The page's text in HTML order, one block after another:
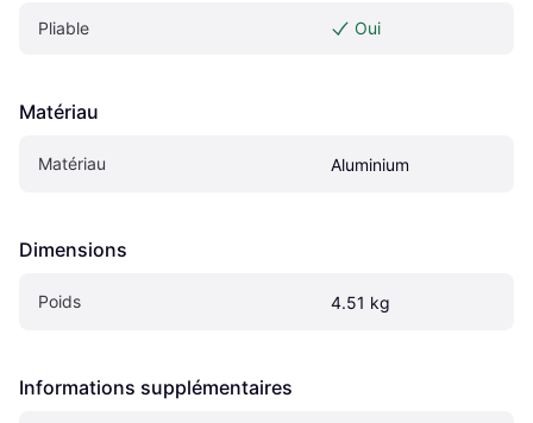
Pliable Oui
Matériau
Matériau Aluminium
Dimensions
Poids 4.51 kg
Informations supplémentaires